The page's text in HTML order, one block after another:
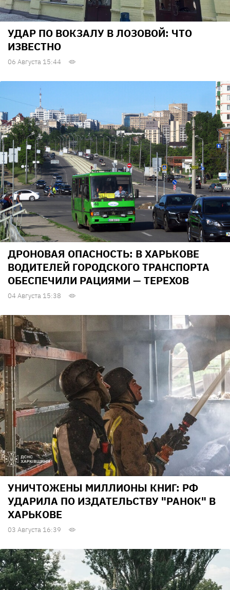
УДАР ПО ВОКЗАЛУ В ЛОЗОВОЙ: ЧТО
ИЗВЕСТНО
06 Августа 15:44
ДРОНОВАЯ ОПАСНОСТЬ: В ХАРЬКОВЕ
ВОДИТЕЛЕЙ ГОРОДСКОГО ТРАНСПОРТА
ОБЕСПЕЧИЛИ РАЦИЯМИ — ТЕРЕХОВ
04 Августа 15:38
УНИЧТОЖЕНЫ МИЛЛИОНЫ КНИГ: РФ
УДАРИЛА ПО ИЗДАТЕЛЬСТВУ "РАНОК" В
ХАРЬКОВЕ
03 Августа 16:39